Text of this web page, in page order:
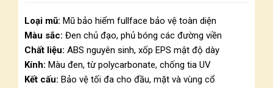
Loại mũ: Mũ bảo hiểm fullface bảo vệ toàn diện
Màu sắc: Đen chủ đạo, phủ bóng các đường viền
Chất liệu: ABS nguyên sinh, xốp EPS mật độ dày
Kính: Màu đen, từ polycarbonate, chống tia UV
Kết cấu: Bảo vệ tối đa cho đầu, mặt và vùng cổ